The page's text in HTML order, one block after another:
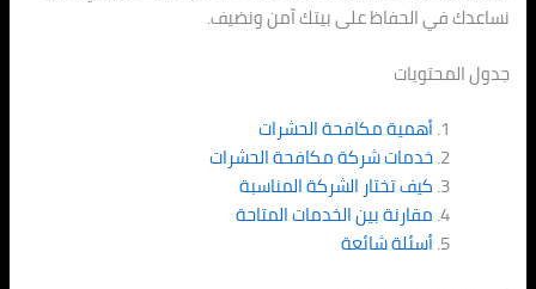
نساعدك في الحفاظ على بيتك آمن ونضيف.
جدول المحتويات
أهمية مكافحة الحشرات
خدمات شركة مكافحة الحشرات
كيف تختار الشركة المناسبة
مقارنة بين الخدمات المتاحة
أسئلة شائعة